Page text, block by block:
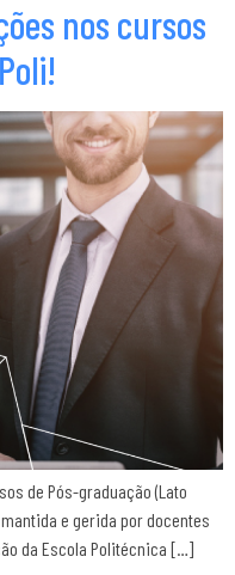
nos cursos
de Pós-graduação (Lato
e gerida por docentes
da Escola Politécnica […]